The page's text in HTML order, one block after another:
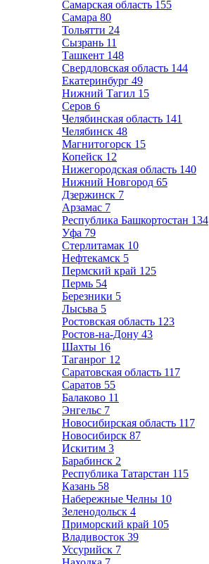
Самарская область 155
Самара 80
Тольятти 24
Сызрань 11
Ташкент 148
Свердловская область 144
Екатеринбург 49
Нижний Тагил 15
Серов 6
Челябинская область 141
Челябинск 48
Магнитогорск 15
Копейск 12
Нижегородская область 140
Нижний Новгород 65
Дзержинск 7
Арзамас 7
Республика Башкортостан 134
Уфа 79
Стерлитамак 10
Нефтекамск 5
Пермский край 125
Пермь 54
Березники 5
Лысьва 5
Ростовская область 123
Ростов-на-Дону 43
Шахты 16
Таганрог 12
Саратовская область 117
Саратов 55
Балаково 11
Энгельс 7
Новосибирская область 117
Новосибирск 87
Искитим 3
Барабинск 2
Республика Татарстан 115
Казань 58
Набережные Челны 10
Зеленодольск 4
Приморский край 105
Владивосток 39
Уссурийск 7